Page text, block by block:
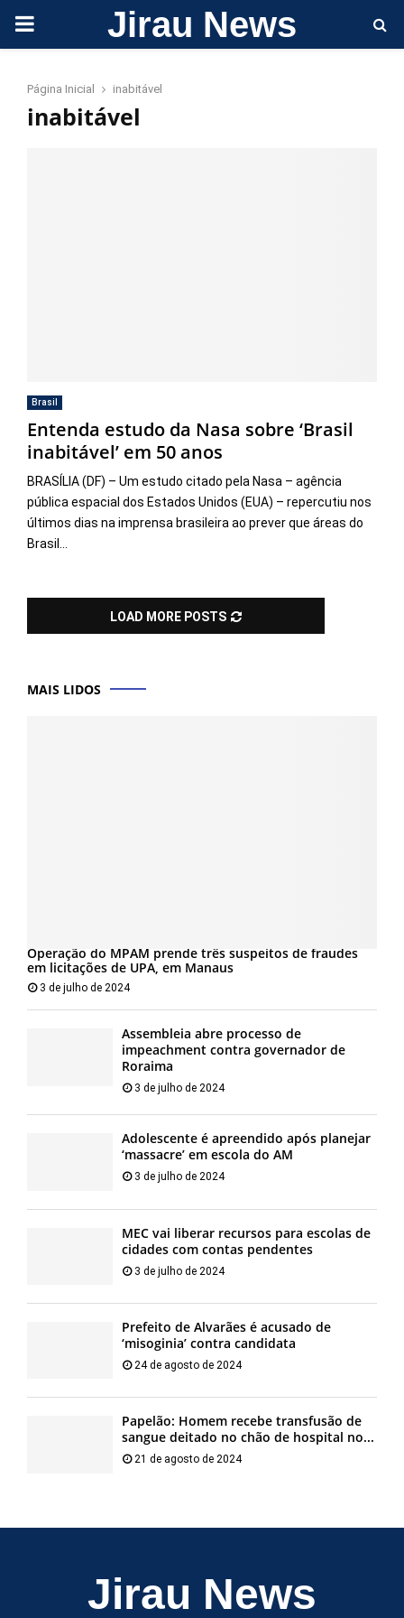
PRIMARY Jirau News
Página Inicial inabitável
inabitável
Brasil
Entenda estudo da Nasa sobre ‘Brasil
inabitável’ em 50 anos
BRASÍLIA (DF) – Um estudo citado pela Nasa – agência
pública espacial dos Estados Unidos (EUA) – repercutiu nos
últimos dias na imprensa brasileira ao prever que áreas do
Brasil...
LOAD MORE POSTS
MAIS LIDOS
Operação do MPAM prende três suspeitos de fraudes
em licitações de UPA, em Manaus
3 de julho de 2024
Assembleia abre processo de
impeachment contra governador de
Roraima
3 de julho de 2024
Adolescente é apreendido após planejar
‘massacre’ em escola do AM
3 de julho de 2024
MEC vai liberar recursos para escolas de
cidades com contas pendentes
3 de julho de 2024
Prefeito de Alvarães é acusado de
‘misoginia’ contra candidata
24 de agosto de 2024
Papelão: Homem recebe transfusão de
sangue deitado no chão de hospital no...
21 de agosto de 2024
Jirau News